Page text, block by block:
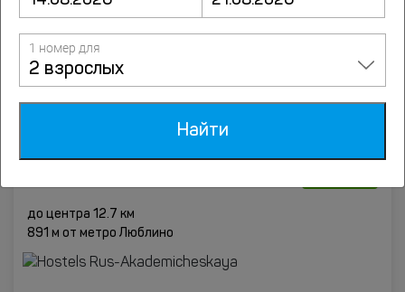
от1623руб.
Подробнее
8.5
Hostels Rus-Akademicheskaya
до центра 12.7 км
891 м от метро Люблино
1 номер для
2 взрослых
Найти